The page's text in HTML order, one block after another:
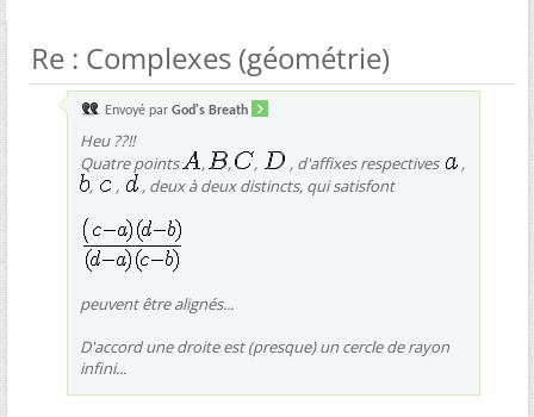
Re : Complexes (géométrie)
Envoyé par God's Breath
Heu ??!!
Quatre points
, , , , d'affixes respectives
,
,
, , deux à deux distincts, qui satisfont
peuvent être alignés...
D'accord une droite est (presque) un cercle de rayon
infini...